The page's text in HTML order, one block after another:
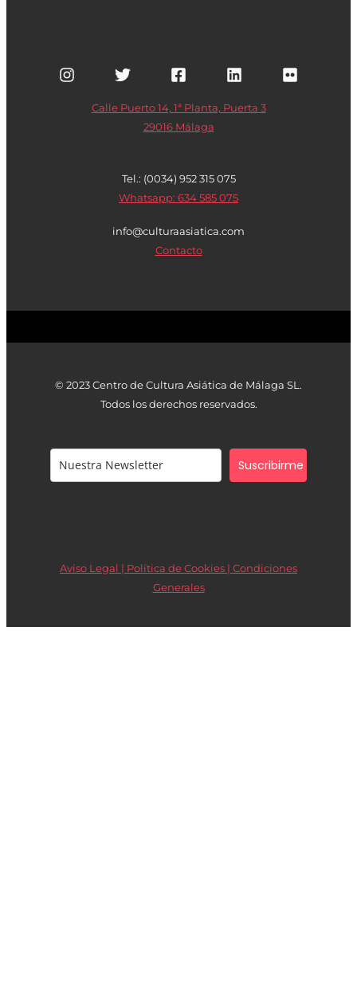
Calle Puerto 14, 1ª Planta, Puerta 3
29016 Málaga
Tel.: (0034) 952 315 075
Whatsapp: 634 585 075
info@culturaasiatica.com
Contacto
© 2023 Centro de Cultura Asiática de Málaga SL.
Todos los derechos reservados.
Suscribirme
Aviso Legal | Política de Cookies | Condiciones
Generales